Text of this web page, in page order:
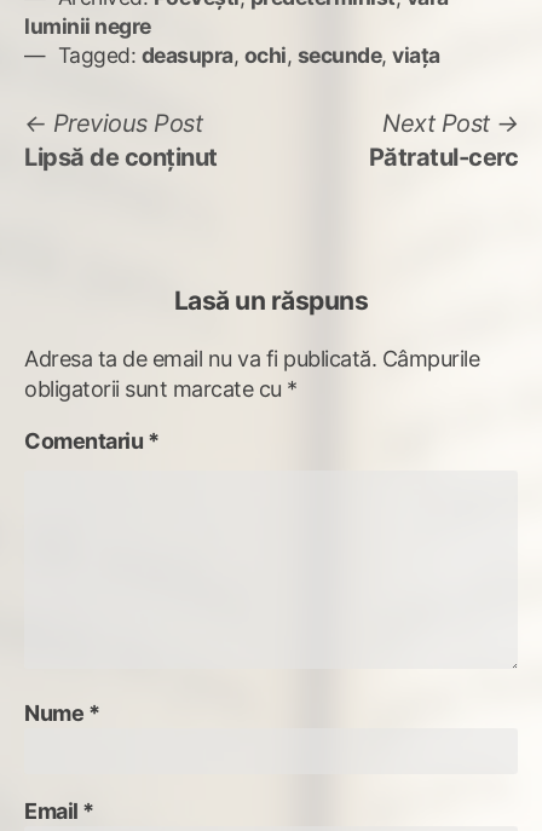
luminii negre
Tagged: deasupra, ochi, secunde, viața
Navigare
în
Previous PostPrevious
post:
Lipsă de conținut
Next Post
Pătratul-cerc
Lasă un răspuns
Adresa ta de email nu va fi publicată. Câmpurile
obligatorii sunt marcate cu *
Comentariu *
Nume *
Email *